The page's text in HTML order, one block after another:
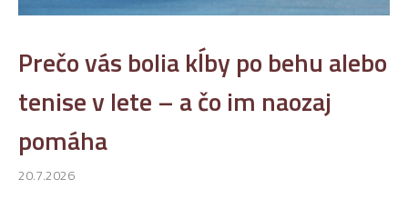
k
v
Prečo vás bolia kĺby po behu alebo
tenise v lete – a čo im naozaj
pomáha
20.7.2026